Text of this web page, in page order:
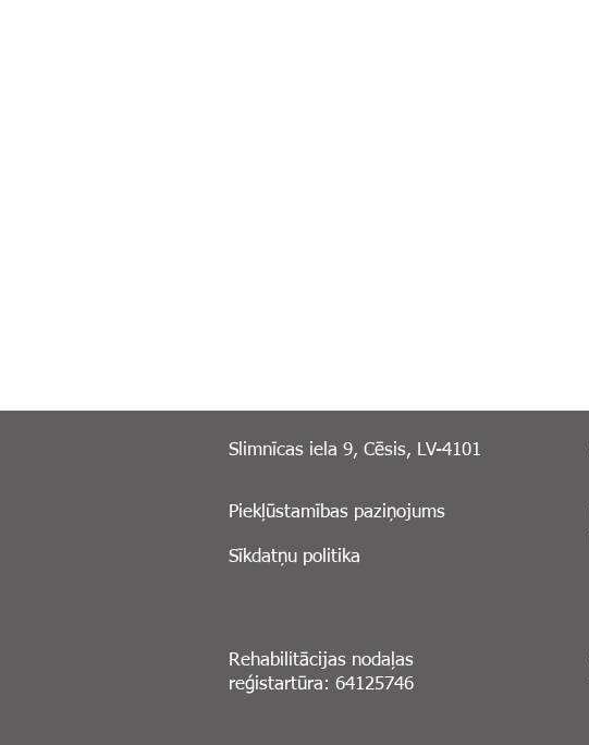
Slimnīcas iela 9, Cēsis, LV-4101
Piekļūstamības paziņojums
Sīkdatņu politika
Rehabilitācijas nodaļas
reģistartūra: 64125746